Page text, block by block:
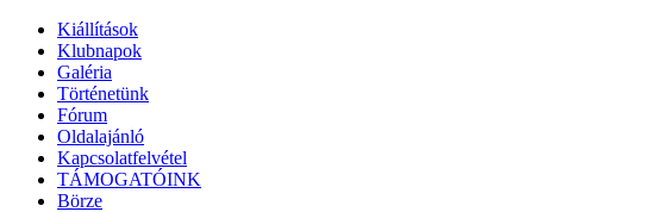
Kiállítások
Klubnapok
Galéria
Történetünk
Fórum
Oldalajánló
Kapcsolatfelvétel
TÁMOGATÓINK
Börze